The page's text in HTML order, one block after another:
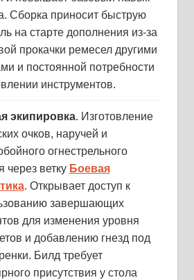
Сборка приносит быструю
на старте дополнения из-за
прокачки ремесел другими
и постоянной потребности
инструментов.
экипировка. Изготовление
очков, наручей и
огнестрельного
через ветку Боевая
. Открывает доступ к
завершающих
для изменения уровня
и добавлению гнезд под
Билд требует
присутствия у стола